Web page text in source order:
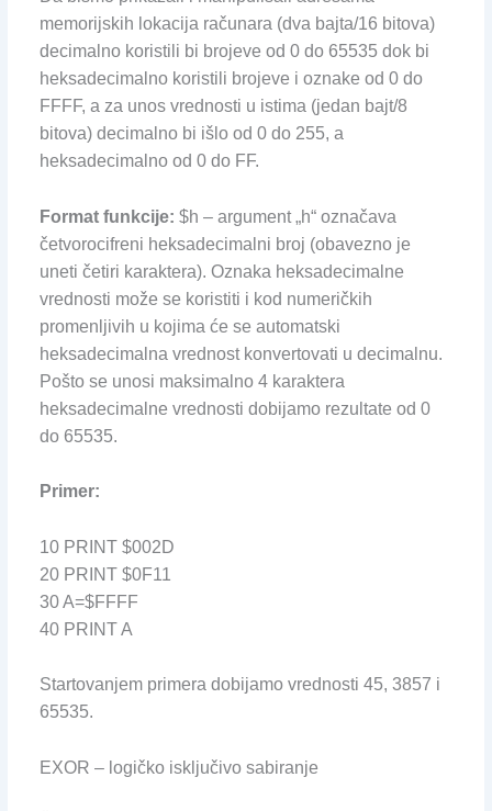
memorijskih lokacija računara (dva bajta/16 bitova)
decimalno koristili bi brojeve od 0 do 65535 dok bi
heksadecimalno koristili brojeve i oznake od 0 do
FFFF, a za unos vrednosti u istima (jedan bajt/8
bitova) decimalno bi išlo od 0 do 255, a
heksadecimalno od 0 do FF.
Format funkcije: $h – argument „h“ označava
četvorocifreni heksadecimalni broj (obavezno je
uneti četiri karaktera). Oznaka heksadecimalne
vrednosti može se koristiti i kod numeričkih
promenljivih u kojima će se automatski
heksadecimalna vrednost konvertovati u decimalnu.
Pošto se unosi maksimalno 4 karaktera
heksadecimalne vrednosti dobijamo rezultate od 0
do 65535.
Primer:
10 PRINT $002D
20 PRINT $0F11
30 A=$FFFF
40 PRINT A
Startovanjem primera dobijamo vrednosti 45, 3857 i
65535.
EXOR – logičko isključivo sabiranje